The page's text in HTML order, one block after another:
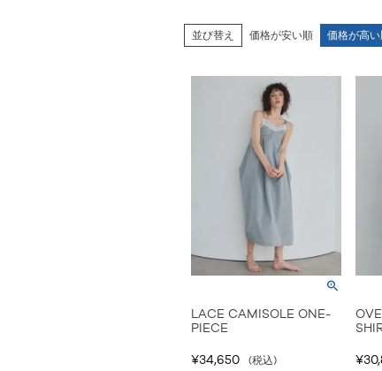
並び替え 価格が安い順 価格が高
LACE CAMISOLE ONE-
PIECE
¥34,650 税込 ¥